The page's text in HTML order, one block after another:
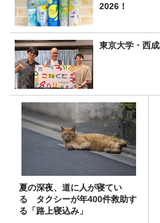
2026！
東京大学・西
夏の深夜、道に人が寝てい
る タクシーが年400件救助す
る「路上寝込み」